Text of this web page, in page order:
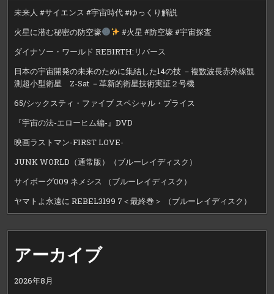
未来人 #サイエンス #宇宙時代 #ゆっくり解説
火星に潜む秘密の防空壕
#火星 #防空壕 #宇宙探査
ダイナソー・ワールド REBIRTH:リバース
日本の宇宙開発の未来のために集結した14の技 －複数波長赤外線観
測超小型衛星 Z-Sat －革新的衛星技術実証２号機
65/シックスティ・ファイブ スペシャル・プライス
『宇宙の法-エローヒム編-』DVD
映画ラストマン-FIRST LOVE-
JUNK WORLD（通常版）（ブルーレイディスク）
サイボーグ009 ネメシス （ブルーレイディスク）
ヤマトよ永遠に REBEL3199 7＜最終巻＞ （ブルーレイディスク）
アーカイブ
2026年8月